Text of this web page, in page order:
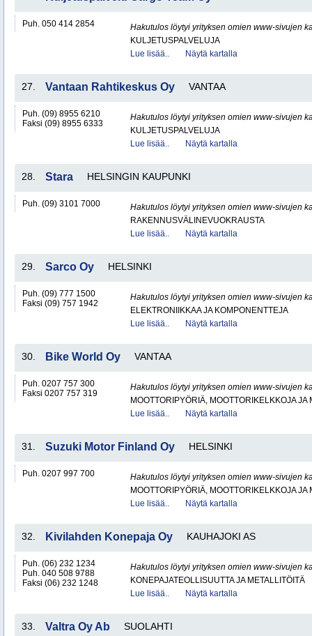
Puh. 050 414 2854
Hakutulos löytyi yrityksen omien www-sivujen
KULJETUSPALVELUJA
Lue lisää..
Näytä kartalla
27. Vantaan Rahtikeskus Oy VANTAA
Puh. (09) 8955 6210
Faksi (09) 8955 6333
Hakutulos löytyi yrityksen omien www-sivujen
KULJETUSPALVELUJA
Lue lisää..
Näytä kartalla
28. Stara HELSINGIN KAUPUNKI
Puh. (09) 3101 7000
Hakutulos löytyi yrityksen omien www-sivujen
RAKENNUSVÄLINEVUOKRAUSTA
Lue lisää..
Näytä kartalla
29. Sarco Oy HELSINKI
Puh. (09) 777 1500
Faksi (09) 757 1942
Hakutulos löytyi yrityksen omien www-sivujen
ELEKTRONIIKKAA JA KOMPONENTTEJA
Lue lisää..
Näytä kartalla
30. Bike World Oy VANTAA
Puh. 0207 757 300
Faksi 0207 757 319
Hakutulos löytyi yrityksen omien www-sivujen
MOOTTORIPYÖRIÄ, MOOTTORIKELKKOJA JA
Lue lisää..
Näytä kartalla
31. Suzuki Motor Finland Oy HELSINKI
Puh. 0207 997 700
Hakutulos löytyi yrityksen omien www-sivujen
MOOTTORIPYÖRIÄ, MOOTTORIKELKKOJA JA
Lue lisää..
Näytä kartalla
32. Kivilahden Konepaja Oy KAUHAJOKI AS
Puh. (06) 232 1234
Puh. 040 508 9788
Faksi (06) 232 1248
Hakutulos löytyi yrityksen omien www-sivujen
KONEPAJATEOLLISUUTTA JA METALLITÖITÄ
Lue lisää..
Näytä kartalla
33. Valtra Oy Ab SUOLAHTI